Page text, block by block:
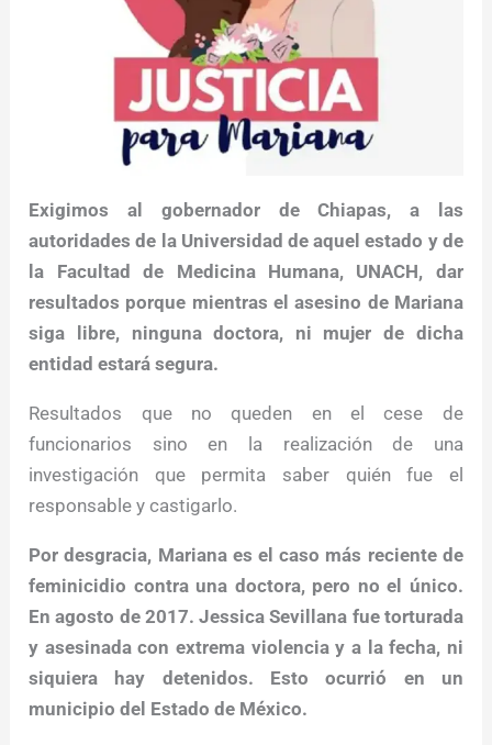
Exigimos al gobernador de Chiapas, a las
autoridades de la Universidad de aquel estado y de
la Facultad de Medicina Humana, UNACH, dar
resultados porque mientras el asesino de Mariana
siga libre, ninguna doctora, ni mujer de dicha
entidad estará segura.
Resultados que no queden en el cese de
funcionarios sino en la realización de una
investigación que permita saber quién fue el
responsable y castigarlo.
Por desgracia, Mariana es el caso más reciente de
feminicidio contra una doctora, pero no el único.
En agosto de 2017. Jessica Sevillana fue torturada
y asesinada con extrema violencia y a la fecha, ni
siquiera hay detenidos. Esto ocurrió en un
municipio del Estado de México.